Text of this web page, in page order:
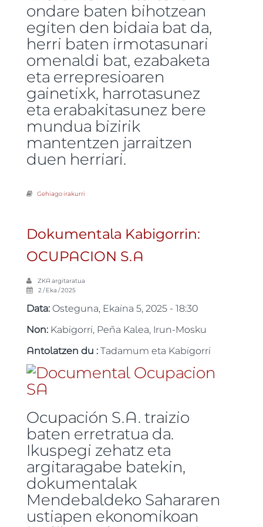
ondare baten bihotzean
egiten den bidaia bat da,
herri baten irmotasunari
omenaldi bat, ezabaketa
eta errepresioaren
gainetixk, harrotasunez
eta erabakitasunez bere
mundua bizirik
mantentzen jarraitzen
duen herriari.
Gehiago irakurri
Dokumentala Kabigorrin:
OCUPACION S.A
ZKA argitaratua
2 / Eka / 2025
Data:Osteguna, Ekaina 5, 2025 - 18:30
Non: Kabigorri, Peña Kalea, Irun-Mosku
Antolatzen du :Tadamum eta Kabigorri
Ocupación S.A. traizio
baten erretratua da.
Ikuspegi zehatz eta
argitaragabe batekin,
dokumentalak
Mendebaldeko Sahararen
ustiapen ekonomikoan